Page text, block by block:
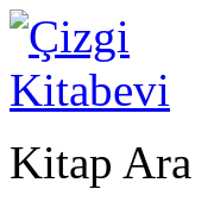
Kitap Ara